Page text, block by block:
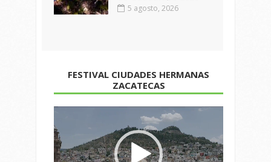
5 agosto, 2026
FESTIVAL CIUDADES HERMANAS
ZACATECAS
de
vídeo